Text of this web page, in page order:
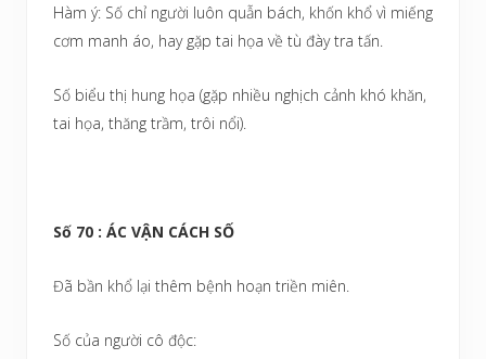
Hàm ý: Số chỉ người luôn quẫn bách, khốn khổ vì miếng
cơm manh áo, hay gặp tai họa về tù đày tra tấn.
Số biểu thị hung họa (gặp nhiều nghịch cảnh khó khăn,
tai họa, thăng trầm, trôi nổi).
Số 70 : ÁC VẬN CÁCH SỐ
Đã bần khổ lại thêm bệnh hoạn triền miên.
Số của người cô độc: